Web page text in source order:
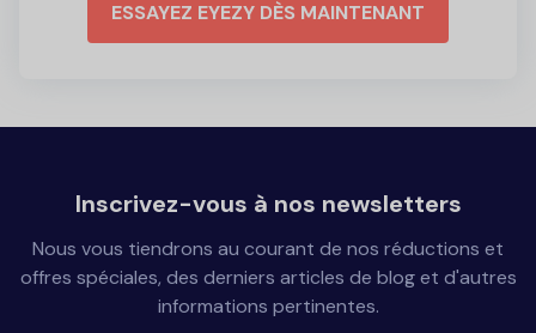
ESSAYEZ EYEZY DÈS MAINTENANT
Inscrivez-vous à nos newsletters
Nous vous tiendrons au courant de nos réductions et
offres spéciales, des derniers articles de blog et d'autres
informations pertinentes.